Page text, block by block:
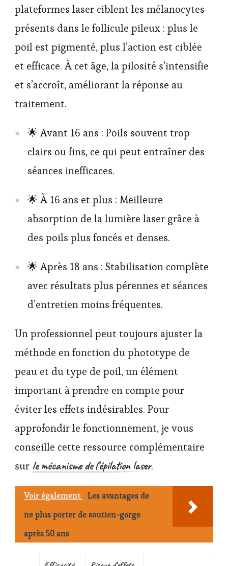
plateformes laser ciblent les mélanocytes
présents dans le follicule pileux : plus le
poil est pigmenté, plus l’action est ciblée
et efficace. À cet âge, la pilosité s’intensifie
et s’accroît, améliorant la réponse au
traitement.
🌟 Avant 16 ans : Poils souvent trop
clairs ou fins, ce qui peut entraîner des
séances inefficaces.
🌟 À 16 ans et plus : Meilleure
absorption de la lumière laser grâce à
des poils plus foncés et denses.
🌟 Après 18 ans : Stabilisation complète
avec résultats plus pérennes et séances
d’entretien moins fréquentes.
Un professionnel peut toujours ajuster la
méthode en fonction du phototype de
peau et du type de poil, un élément
important à prendre en compte pour
éviter les effets indésirables. Pour
approfondir le fonctionnement, je vous
conseille cette ressource complémentaire
sur le mécanisme de l’épilation laser.
Voir également
Les avantages de
ne plus porter de soutien-gorge
après 50 ans